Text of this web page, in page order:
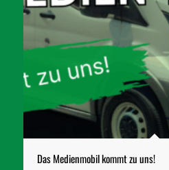
Das Medienmobil kommt zu uns!